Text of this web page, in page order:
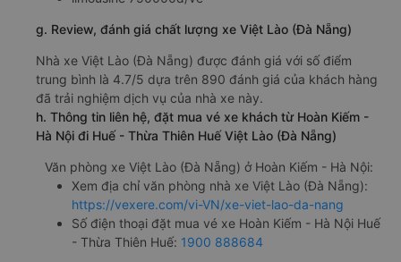
g. Review, đánh giá chất lượng xe Việt Lào (Đà Nẵng)
Nhà xe Việt Lào (Đà Nẵng) được đánh giá với số điểm
trung bình là 4.7/5 dựa trên 890 đánh giá của khách hàng
đã trải nghiệm dịch vụ của nhà xe này.
h. Thông tin liên hệ, đặt mua vé xe khách từ Hoàn Kiếm -
Hà Nội đi Huế - Thừa Thiên Huế Việt Lào (Đà Nẵng)
Văn phòng xe Việt Lào (Đà Nẵng) ở Hoàn Kiếm - Hà Nội:
Xem địa chỉ văn phòng nhà xe Việt Lào (Đà Nẵng):
https://vexere.com/vi-VN/xe-viet-lao-da-nang
Số điện thoại đặt mua vé xe Hoàn Kiếm - Hà Nội Huế
- Thừa Thiên Huế: 1900 888684